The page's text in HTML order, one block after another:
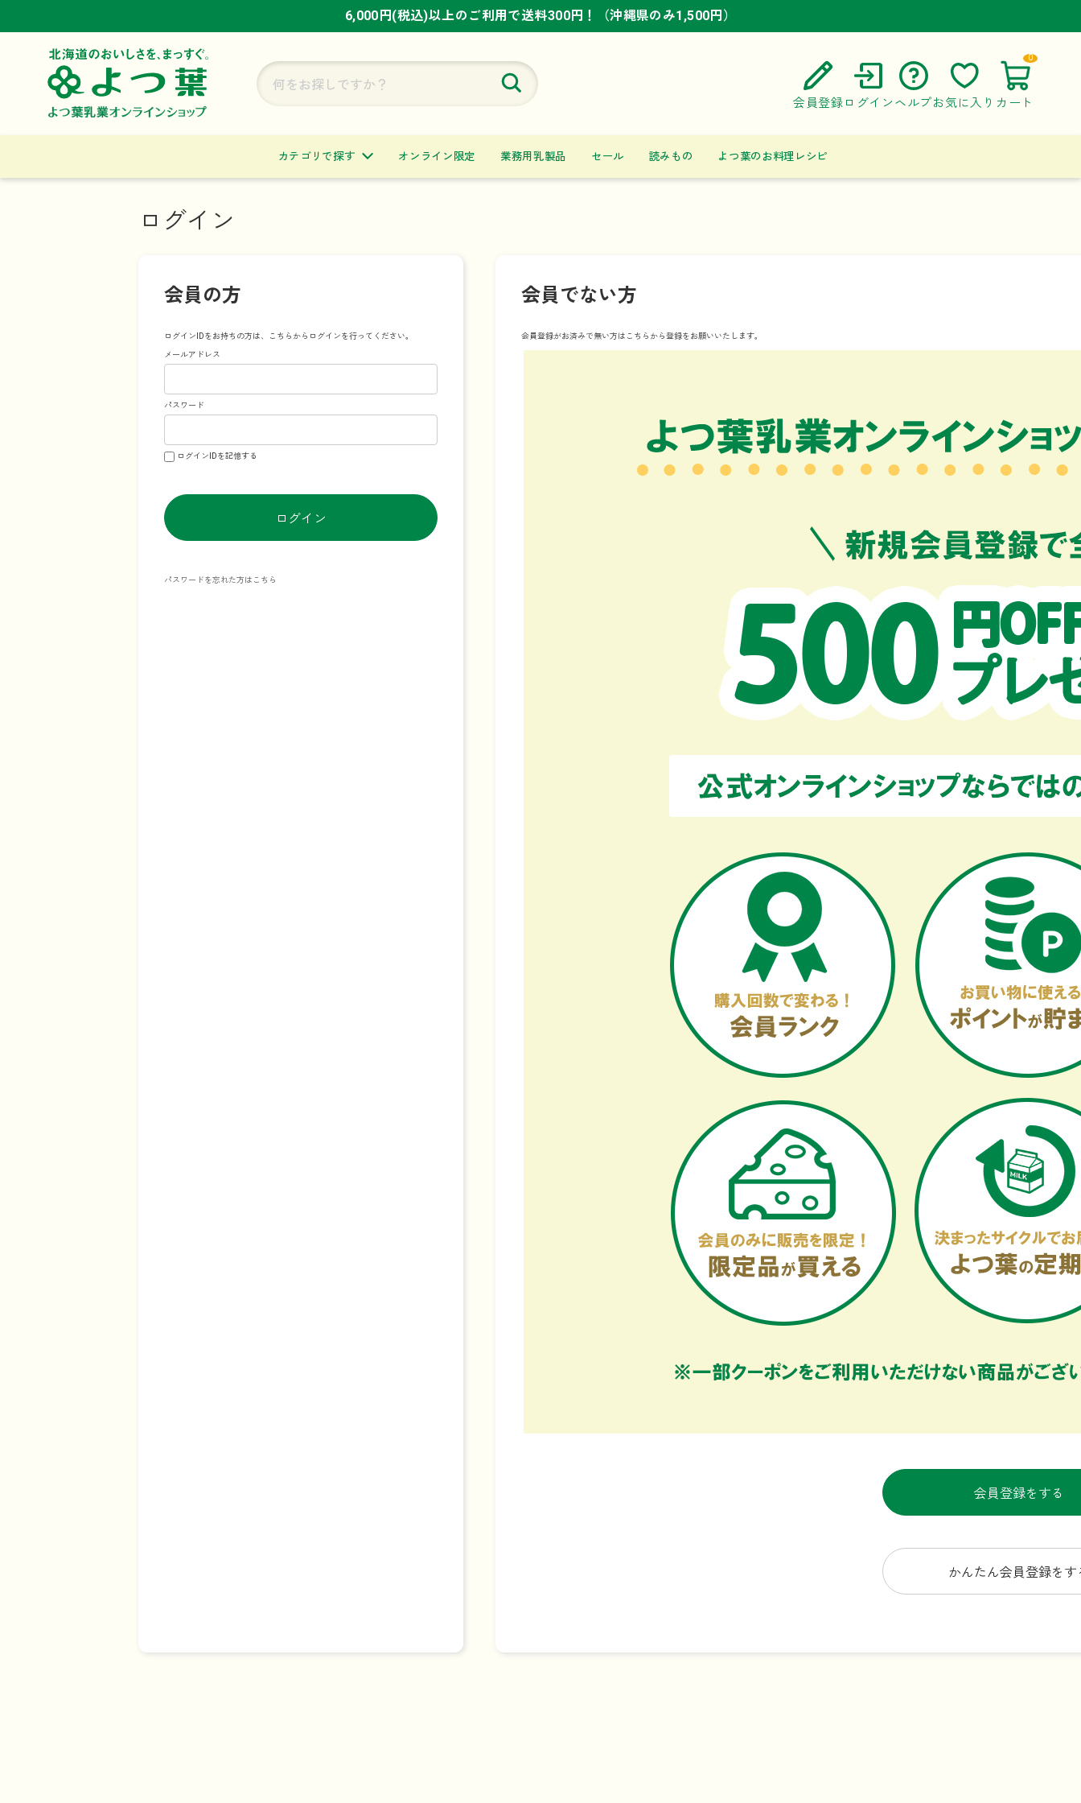
6,000円(税込)以上のご利用で送料300円！（沖縄県のみ1,500円）
6,000円(税込)以上のご利用で送料300円！（沖縄県のみ1,500円）
6,000円(税込)以上のご利用で送料300円！（沖縄県のみ1,500円）
会員登録 ログイン ヘルプ
ご利用ガイド
お問い合わせ
お気に入り カート
0
カテゴリで探す オンライン限定 業務用乳製品 セール 読みもの よつ葉のお料理レシピ
ログイン
会員の方
ログインIDをお持ちの方は、こちらからログインを行ってください。
メールアドレス
パスワード
ログインIDを記憶する
ログイン
パスワードを忘れた方はこちら
会員でない方
会員登録がお済みで無い方はこちらから登録をお願いいたします。
会員登録をする
かんたん会員登録をす